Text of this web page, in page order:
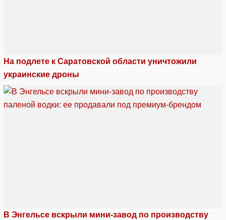
На подлете к Саратовской области уничтожили
украинские дроны
В Энгельсе вскрыли мини-завод по производству